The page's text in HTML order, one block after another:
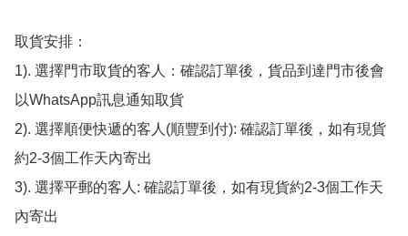
取貨安排：
1). 選擇門市取貨的客人：確認訂單後，貨品到達門市後會
以WhatsApp訊息通知取貨
2). 選擇順便快遞的客人(順豐到付): 確認訂單後，如有現貨
約2-3個工作天內寄出
3). 選擇平郵的客人: 確認訂單後，如有現貨約2-3個工作天
內寄出